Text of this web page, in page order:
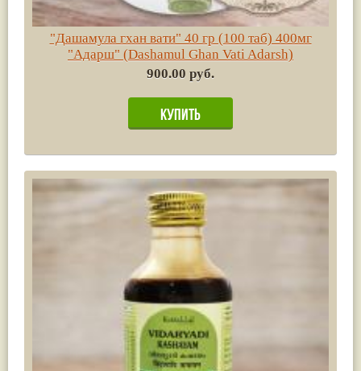
"Дашамула гхан вати" 40 гр (100 таб) 400мг
"Адарш" (Dashamul Ghan Vati Adarsh)
900.00 руб.